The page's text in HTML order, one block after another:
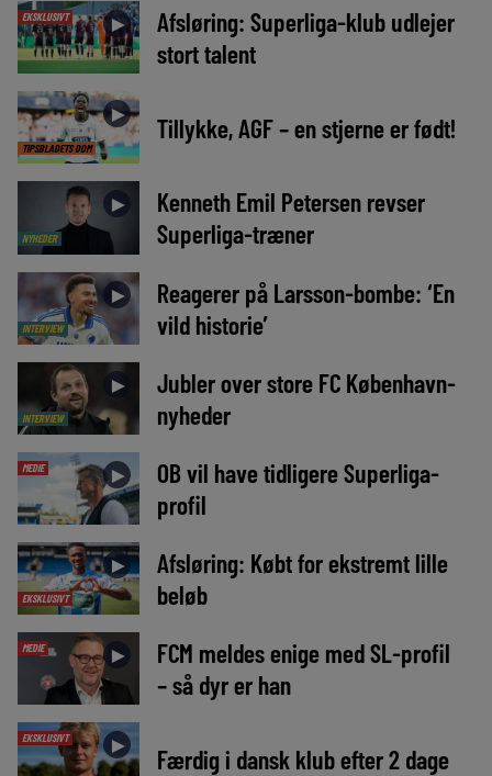
EKSKLUSIVT ►
Afsløring: Superliga-klub udlejer
stort talent
TIPSBLADETS DOM
► Tillykke, AGF – en stjerne er født!
NYHEDER
►
Kenneth Emil Petersen revser
Superliga-træner
INTERVIEW
►
Reagerer på Larsson-bombe: ‘En
vild historie’
INTERVIEW
►
Jubler over store FC København-
nyheder
MEDIE ►
OB vil have tidligere Superliga-
profil
EKSKLUSIVT
►
Afsløring: Købt for ekstremt lille
beløb
MEDIE ►
FCM meldes enige med SL-profil
– så dyr er han
EKSKLUSIVT ► Færdig i dansk klub efter 2 dage